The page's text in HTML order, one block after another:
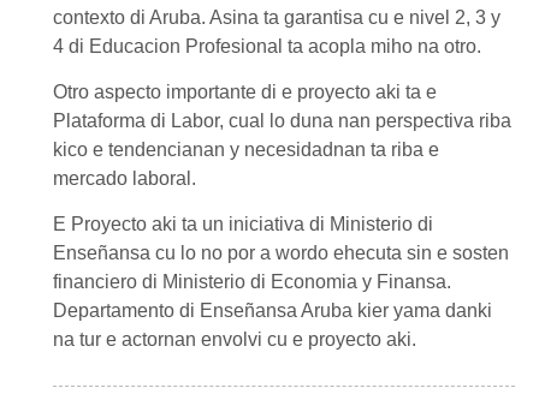
contexto di Aruba. Asina ta garantisa cu e nivel 2, 3 y
4 di Educacion Profesional ta acopla miho na otro.
Otro aspecto importante di e proyecto aki ta e
Plataforma di Labor, cual lo duna nan perspectiva riba
kico e tendencianan y necesidadnan ta riba e
mercado laboral.
E Proyecto aki ta un iniciativa di Ministerio di
Enseñansa cu lo no por a wordo ehecuta sin e sosten
financiero di Ministerio di Economia y Finansa.
Departamento di Enseñansa Aruba kier yama danki
na tur e actornan envolvi cu e proyecto aki.